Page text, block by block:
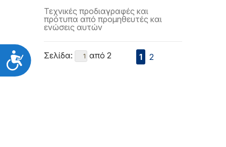
Προσιτότητα
Τεχνικές προδιαγραφές και
πρότυπα από προμηθευτές και
ενώσεις αυτών
Σελίδα: από 2 1 2